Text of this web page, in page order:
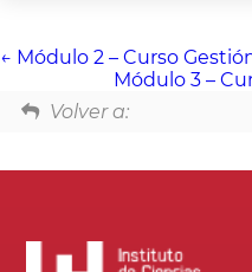
Módulo 2 – Curso
Módulo 3 –
Volver a: